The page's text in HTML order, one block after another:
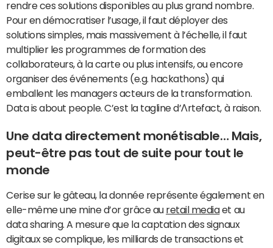
rendre ces solutions disponibles au plus grand nombre.
Pour en démocratiser l’usage, il faut déployer des
solutions simples, mais massivement à l’échelle, il faut
multiplier les programmes de formation des
collaborateurs, à la carte ou plus intensifs, ou encore
organiser des événements (e.g. hackathons) qui
emballent les managers acteurs de la transformation.
Data is about people. C’est la tagline d’Λrtefact, à raison.
Une data directement monétisable… Mais,
peut-être pas tout de suite pour tout le
monde
Cerise sur le gâteau, la donnée représente également en
elle-même une mine d’or grâce au retail mediaet au
data sharing. A mesure que la captation des signaux
digitaux se complique, les milliards de transactions et